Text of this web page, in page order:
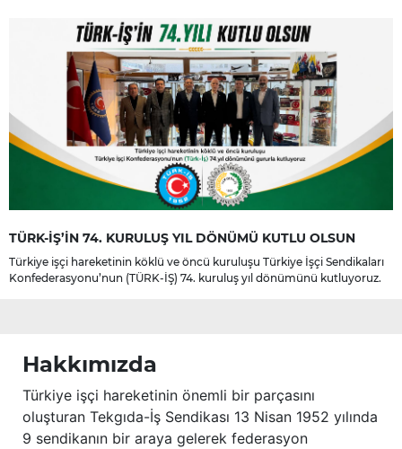
TÜRK-İŞ’İN 74. KURULUŞ YIL DÖNÜMÜ KUTLU OLSUN
Türkiye işçi hareketinin köklü ve öncü kuruluşu Türkiye İşçi Sendikaları
Konfederasyonu’nun (TÜRK-İŞ) 74. kuruluş yıl dönümünü kutluyoruz.
Hakkımızda
Türkiye işçi hareketinin önemli bir parçasını
oluşturan Tekgıda-İş Sendikası 13 Nisan 1952 yılında
9 sendikanın bir araya gelerek federasyon